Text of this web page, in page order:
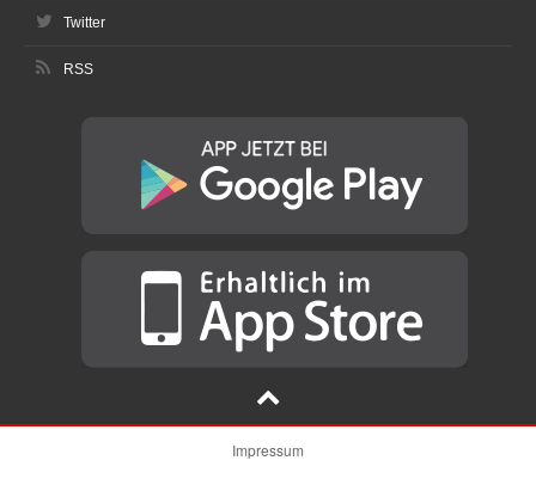
Twitter
RSS
Impressum